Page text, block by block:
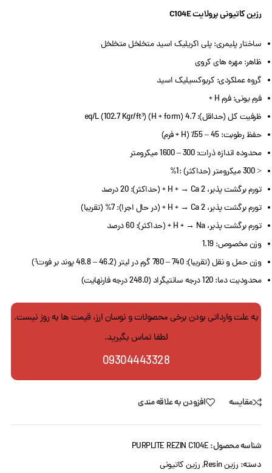
رزین کاتیونی پرولایت C104E
ساختار پلیمری: پلی اکریلیک اسید متخلخل متخلخل
ظاهر: مهره های کروی
گروه عملکردی: کربوکسیلیک اسید
فرم یونی: فرم H +
ظرفیت کل (حداقل): 4.7 eq/L (102.7 Kgr/ft³) (H + form)
حفظ رطوبت: 45 – 55٪ (H + فرم)
محدوده اندازه ذرات: 300 – 1600 میکرومتر
< 300 میکرومتر (حداکثر) :1%
تورم برگشت پذیر، H + → Ca 2 + (حداکثر): 20 درصد
تورم برگشت پذیر، H + → Ca 2 + (در حال اجرا): 7% (تقریبا)
تورم برگشت پذیر، H + → Na + (حداکثر): 60 درصد
وزن مخصوص: 1.19
وزن حمل و نقل (تقریبا): 740 – 780 گرم در لیتر (46.2 – 48.8 پوند بر فوت³)
محدودیت دما: 120 درجه سانتیگراد (248.0 درجه فارنهایت)
به علت وارداتی بودن برخی محصولات و نوسان ارز، قیمت ها به روز نیست.
لطفا تماس بگیرید.
09304443328
مقایسه افزودن به علاقه مندی
شناسه محصول:PURPLITE REZIN C104E
دسته: رزین Resin ,رزین کاتیونی